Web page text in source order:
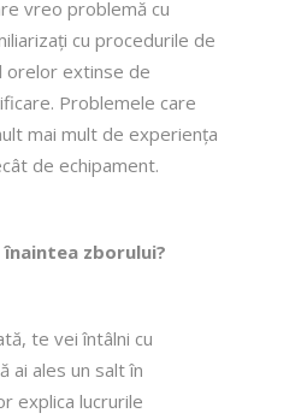
vreo problemă cu
cu procedurile de
orelor extinse de
Problemele care
mai mult de experiența
de echipament.
înaintea zborului?
te vei întâlni cu
ai ales un salt în
explica lucrurile